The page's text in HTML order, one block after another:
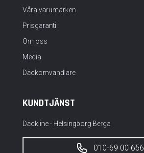
Våra varumärken
Prisgaranti
Om oss
Media
Däckomvandlare
KUNDTJÄNST
Däckline - Helsingborg Berga
010-69 00 656